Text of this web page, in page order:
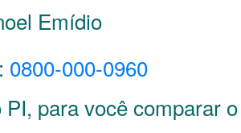
Emídio
0800-000-0960
PI, para você comparar